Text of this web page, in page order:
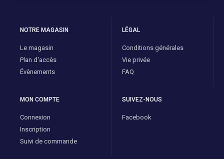
NOTRE MAGASIN
Le magasin
Plan d'accès
Évènements
LÉGAL
Conditions générales
Vie privée
FAQ
MON COMPTE
Connexion
Inscription
Suivi de commande
SUIVEZ-NOUS
Facebook